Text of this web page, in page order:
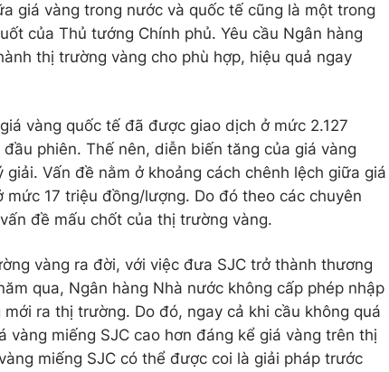
giá vàng trong nước và quốc tế cũng là một trong
của Thủ tướng Chính phủ. Yêu cầu Ngân hàng
thị trường vàng cho phù hợp, hiệu quả ngay
vàng quốc tế đã được giao dịch ở mức 2.127
phiên. Thế nên, diễn biến tăng của giá vàng
Vấn đề nằm ở khoảng cách chênh lệch giữa giá
17 triệu đồng/lượng. Do đó theo các chuyên
đề mấu chốt của thị trường vàng.
vàng ra đời, với việc đưa SJC trở thành thương
qua, Ngân hàng Nhà nước không cấp phép nhập
ra thị trường. Do đó, ngay cả khi cầu không quá
vàng miếng SJC cao hơn đáng kể giá vàng trên thị
miếng SJC có thể được coi là giải pháp trước